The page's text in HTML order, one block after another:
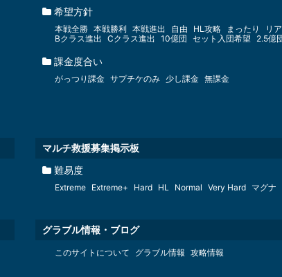
希望方針
本戦全勝 本戦勝利 本戦進出 自由 HL攻略 まったり リ
Bクラス進出 Cクラス進出 10億団 セット入団希望 2.5億
課金度合い
がっつり課金 サプチケのみ 少し課金 無課金
マルチ救援募集掲示板
難易度
Extreme Extreme+ Hard HL Normal Very Hard マグナ
グラブル情報・ブログ
このサイトについて グラブル情報 攻略情報